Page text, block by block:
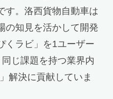
す。洛西貨物自動車は
の知見を活かして開発
くラビ」を1ユーザー
じ課題を持つ業界内
解決に貢献していま